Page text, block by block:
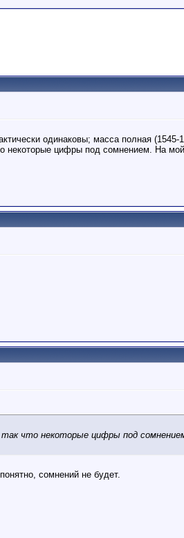
одинаковы; масса полная
некоторые цифры под сомнением. На
что некоторые цифры под
сомнений не будет.